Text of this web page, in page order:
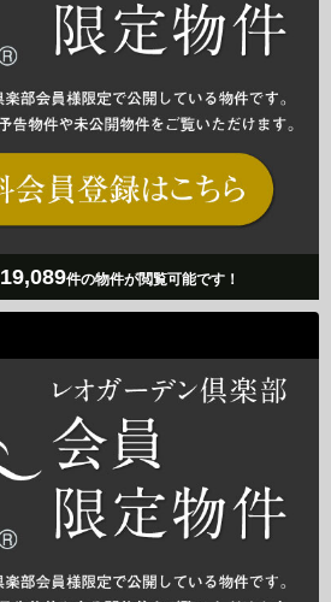
19,089件の物件が閲覧可能です！